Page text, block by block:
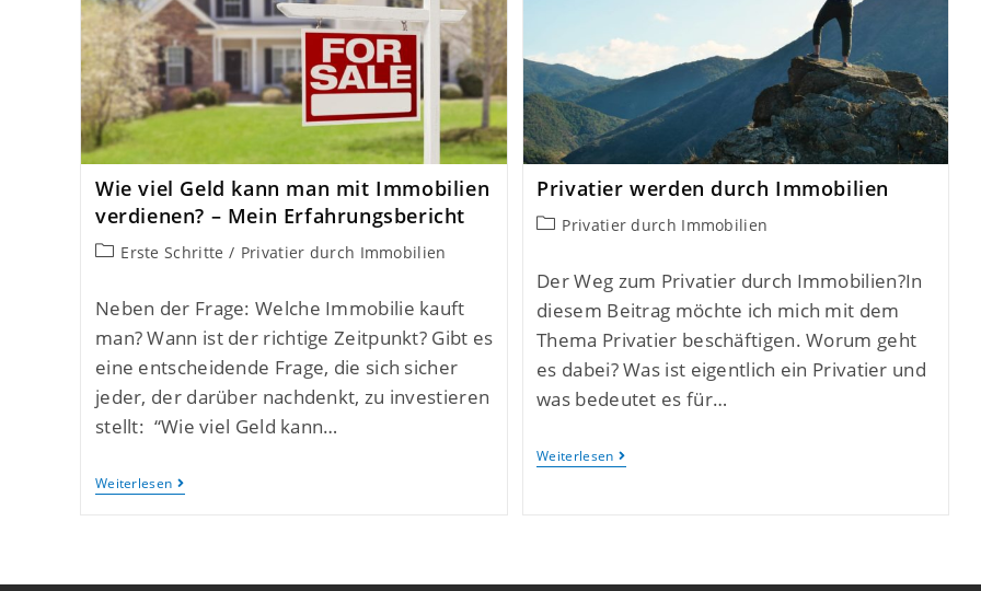
Wie viel Geld kann man mit Immobilien
verdienen? – Mein Erfahrungsbericht
Erste Schritte / Privatier durch Immobilien
Neben der Frage: Welche Immobilie kauft
man? Wann ist der richtige Zeitpunkt? Gibt es
eine entscheidende Frage, die sich sicher
jeder, der darüber nachdenkt, zu investieren
stellt: “Wie viel Geld kann…
Weiterlesen
Privatier werden durch Immobilien
Privatier durch Immobilien
Der Weg zum Privatier durch Immobilien?In
diesem Beitrag möchte ich mich mit dem
Thema Privatier beschäftigen. Worum geht
es dabei? Was ist eigentlich ein Privatier und
was bedeutet es für…
Weiterlesen